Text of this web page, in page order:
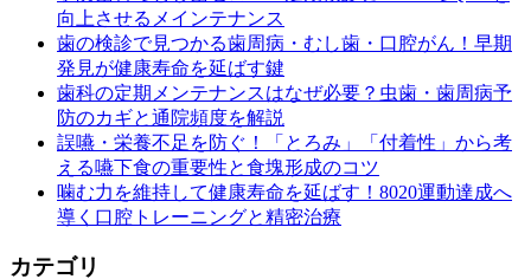
向上させるメインテナンス
歯の検診で見つかる歯周病・むし歯・口腔がん！早期
発見が健康寿命を延ばす鍵
歯科の定期メンテナンスはなぜ必要？虫歯・歯周病予
防のカギと通院頻度を解説
誤嚥・栄養不足を防ぐ！「とろみ」「付着性」から考
える嚥下食の重要性と食塊形成のコツ
噛む力を維持して健康寿命を延ばす！8020運動達成へ
導く口腔トレーニングと精密治療
カテゴリ